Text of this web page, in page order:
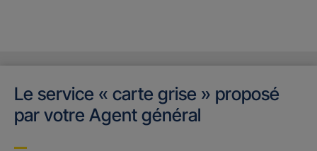
Le service « carte grise » proposé
par votre Agent général